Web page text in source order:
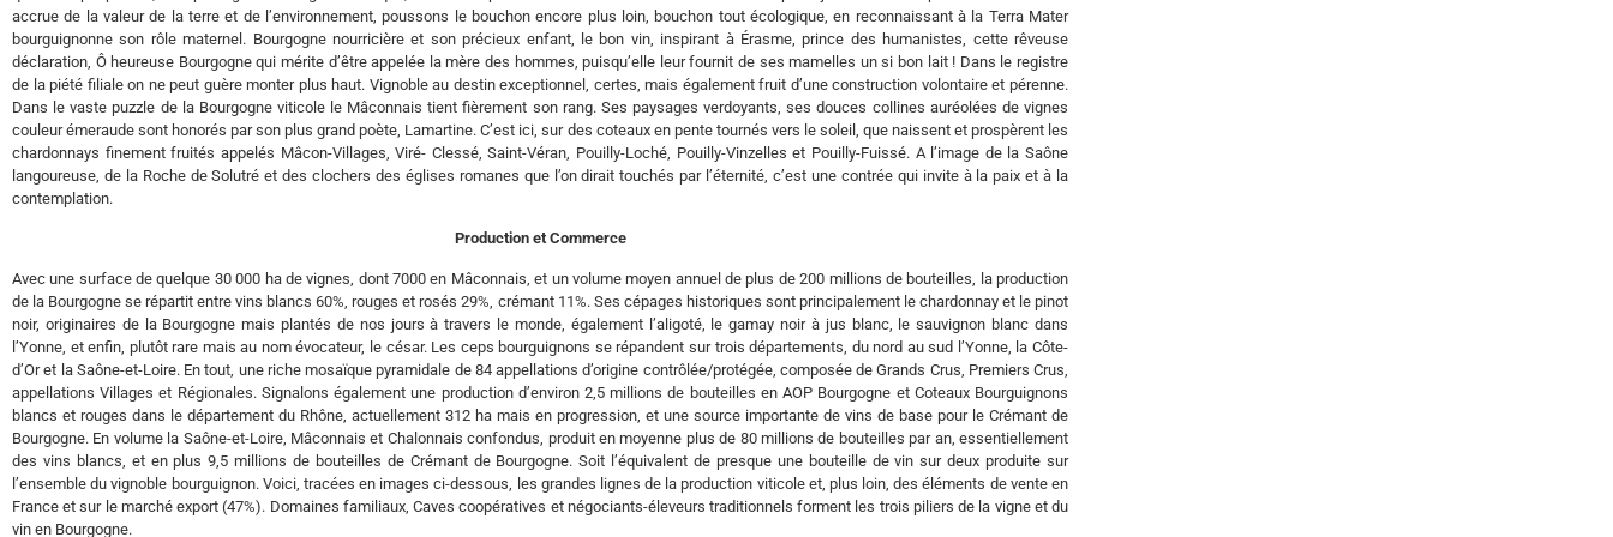
accrue de la valeur de la terre et de l’environnement, poussons le bouchon encore plus loin, bouchon tout écologique, en reconnaissant à la Terra Mater
bourguignonne son rôle maternel. Bourgogne nourricière et son précieux enfant, le bon vin, inspirant à Érasme, prince des humanistes, cette rêveuse
déclaration, Ô heureuse Bourgogne qui mérite d’être appelée la mère des hommes, puisqu’elle leur fournit de ses mamelles un si bon lait ! Dans le registre
de la piété filiale on ne peut guère monter plus haut. Vignoble au destin exceptionnel, certes, mais également fruit d’une construction volontaire et pérenne.
Dans le vaste puzzle de la Bourgogne viticole le Mâconnais tient fièrement son rang. Ses paysages verdoyants, ses douces collines auréolées de vignes
couleur émeraude sont honorés par son plus grand poète, Lamartine. C’est ici, sur des coteaux en pente tournés vers le soleil, que naissent et prospèrent les
chardonnays finement fruités appelés Mâcon-Villages, Viré- Clessé, Saint-Véran, Pouilly-Loché, Pouilly-Vinzelles et Pouilly-Fuissé. A l’image de la Saône
langoureuse, de la Roche de Solutré et des clochers des églises romanes que l’on dirait touchés par l’éternité, c’est une contrée qui invite à la paix et à la
contemplation.
Production et Commerce
Avec une surface de quelque 30 000 ha de vignes, dont 7000 en Mâconnais, et un volume moyen annuel de plus de 200 millions de bouteilles, la production
de la Bourgogne se répartit entre vins blancs 60%, rouges et rosés 29%, crémant 11%. Ses cépages historiques sont principalement le chardonnay et le pinot
noir, originaires de la Bourgogne mais plantés de nos jours à travers le monde, également l’aligoté, le gamay noir à jus blanc, le sauvignon blanc dans
l’Yonne, et enfin, plutôt rare mais au nom évocateur, le césar. Les ceps bourguignons se répandent sur trois départements, du nord au sud l’Yonne, la Côte-
d’Or et la Saône-et-Loire. En tout, une riche mosaïque pyramidale de 84 appellations d’origine contrôlée/protégée, composée de Grands Crus, Premiers Crus,
appellations Villages et Régionales. Signalons également une production d’environ 2,5 millions de bouteilles en AOP Bourgogne et Coteaux Bourguignons
blancs et rouges dans le département du Rhône, actuellement 312 ha mais en progression, et une source importante de vins de base pour le Crémant de
Bourgogne. En volume la Saône-et-Loire, Mâconnais et Chalonnais confondus, produit en moyenne plus de 80 millions de bouteilles par an, essentiellement
des vins blancs, et en plus 9,5 millions de bouteilles de Crémant de Bourgogne. Soit l’équivalent de presque une bouteille de vin sur deux produite sur
l’ensemble du vignoble bourguignon. Voici, tracées en images ci-dessous, les grandes lignes de la production viticole et, plus loin, des éléments de vente en
France et sur le marché export (47%). Domaines familiaux, Caves coopératives et négociants-éleveurs traditionnels forment les trois piliers de la vigne et du
vin en Bourgogne.